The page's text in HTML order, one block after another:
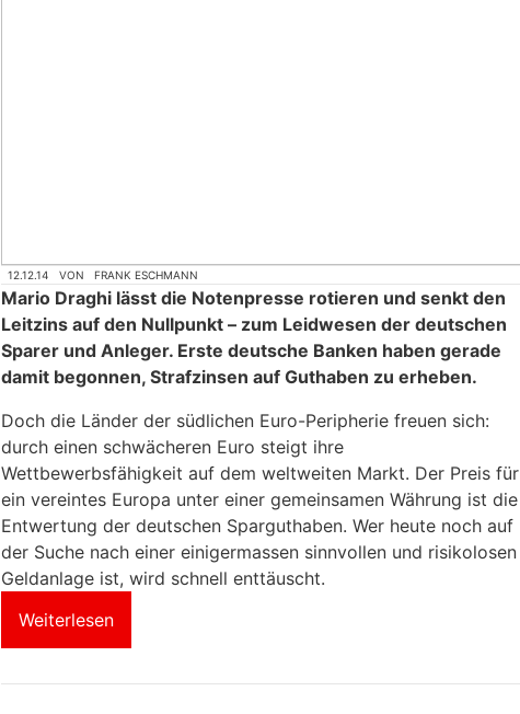
12.12.14 VON FRANK ESCHMANN
Mario Draghi lässt die Notenpresse rotieren und senkt den
Leitzins auf den Nullpunkt – zum Leidwesen der deutschen
Sparer und Anleger. Erste deutsche Banken haben gerade
damit begonnen, Strafzinsen auf Guthaben zu erheben.
Doch die Länder der südlichen Euro-Peripherie freuen sich:
durch einen schwächeren Euro steigt ihre
Wettbewerbsfähigkeit auf dem weltweiten Markt. Der Preis für
ein vereintes Europa unter einer gemeinsamen Währung ist die
Entwertung der deutschen Sparguthaben. Wer heute noch auf
der Suche nach einer einigermassen sinnvollen und risikolosen
Geldanlage ist, wird schnell enttäuscht.
Weiterlesen